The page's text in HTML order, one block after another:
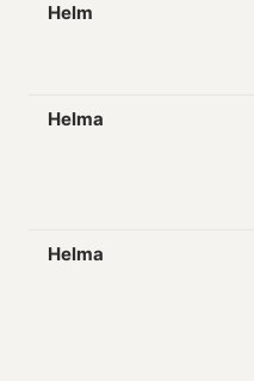
Helm
Helma
Helma